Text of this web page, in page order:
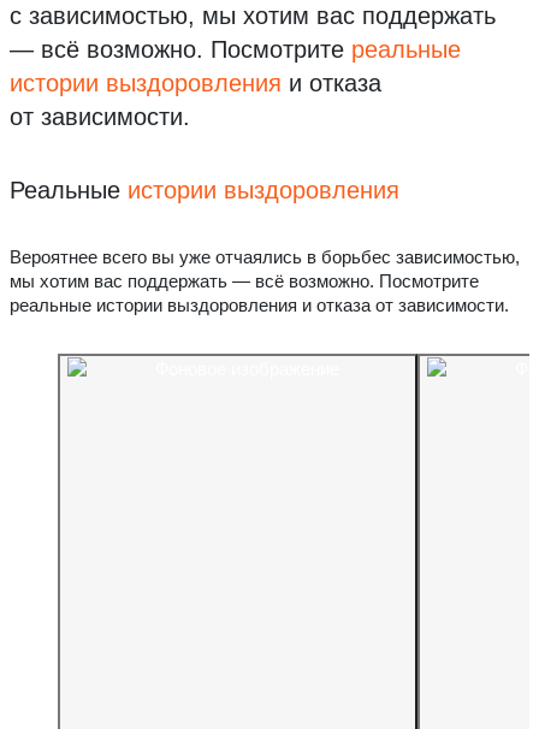
с зависимостью, мы хотим вас поддержать
— всё возможно. Посмотрите реальные
истории выздоровления и отказа
от зависимости.
Реальные истории выздоровления
Вероятнее всего вы уже отчаялись в борьбес зависимостью,
мы хотим вас поддержать — всё возможно. Посмотрите
реальные истории выздоровления и отказа от зависимости.